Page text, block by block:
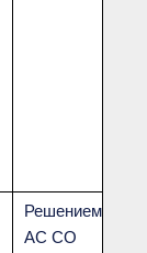
Решением
АС СО